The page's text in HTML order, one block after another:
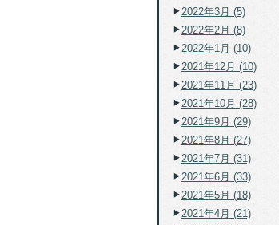
2022年3月 (5)
2022年2月 (8)
2022年1月 (10)
2021年12月 (10)
2021年11月 (23)
2021年10月 (28)
2021年9月 (29)
2021年8月 (27)
2021年7月 (31)
2021年6月 (33)
2021年5月 (18)
2021年4月 (21)